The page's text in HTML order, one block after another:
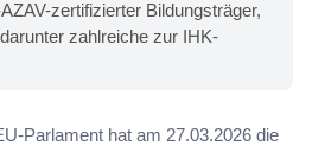
zertifizierter Bildungsträger,
zahlreiche zur IHK-
Parlament hat am 27.03.2026 die